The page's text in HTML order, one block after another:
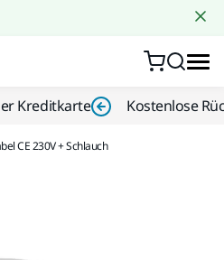
Kreditkarte Kostenlose
CE 230V + Schlauch